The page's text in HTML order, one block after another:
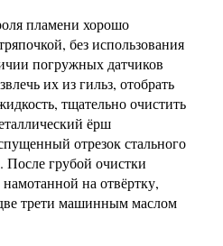
пламени хорошо
без использования
погружных датчиков
их из гильз, отобрать
тщательно очистить
ёрш
отрезок стального
После грубой очистки
на отвёртку,
трети машинным маслом